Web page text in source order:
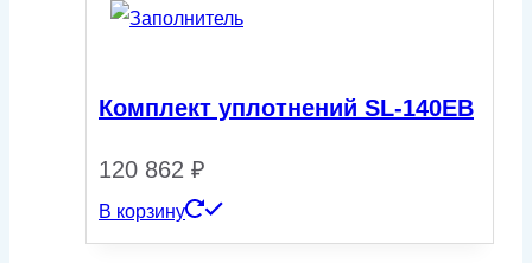
Комплект уплотнений SL-140ЕВ
120 862 ₽
В корзину